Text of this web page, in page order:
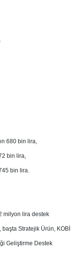
680 bin lira,
bin lira,
bin lira.
milyon lira destek
Stratejik Ürün, KOBİ
Geliştirme Destek